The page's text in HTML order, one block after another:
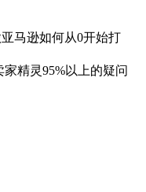
马逊如何从0开始打
精灵95%以上的疑问